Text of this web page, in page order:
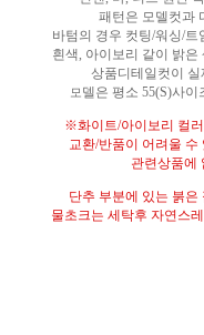
패턴은 모델컷과
바텀의 경우 컷팅/워싱/트
흰색, 아이보리 같이 밝은
상품디테일컷이
모 델은 평소 55(S)사이
※화이트/아이보리 컬
교환/반품이 어려울 수
관련상품에
단추 부분에 있는 붉은
물초크는 세탁후 자연스